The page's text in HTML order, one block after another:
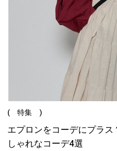
( 特集 )
エプロンをコーデにプラ
しゃれなコーデ4選